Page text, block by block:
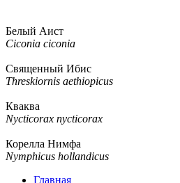
Белый Аист
Ciconia ciconia
Священный Ибис
Threskiornis aethiopicus
Кваква
Nycticorax nycticorax
Корелла Нимфа
Nymphicus hollandicus
Главная